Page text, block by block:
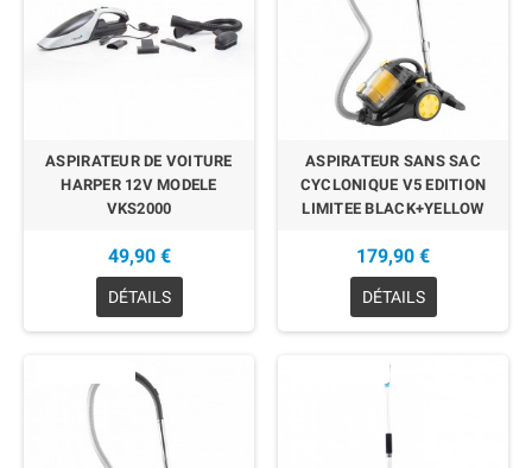
ASPIRATEUR DE VOITURE
HARPER 12V MODELE
VKS2000
49,90 €
DÉTAILS
ASPIRATEUR SANS SAC
CYCLONIQUE V5 EDITION
LIMITEE BLACK+YELLOW
179,90 €
DÉTAILS